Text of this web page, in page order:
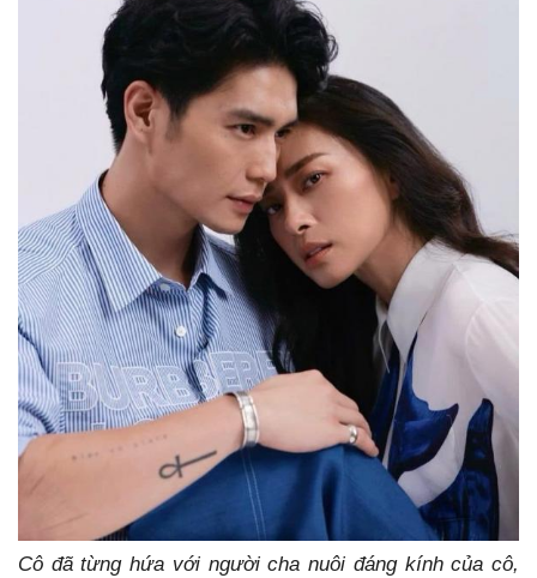
Cô đã từng hứa với người cha nuôi đáng kính của cô,